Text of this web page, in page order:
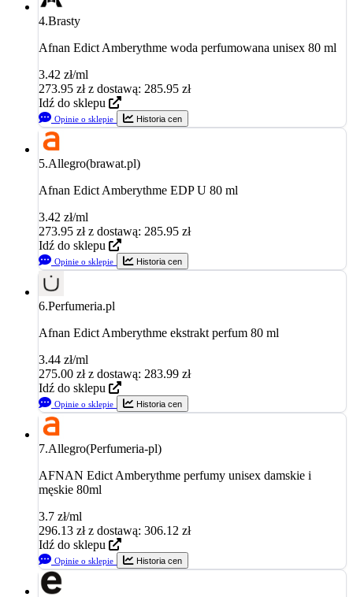
4.Brasty
Afnan Edict Amberythme woda perfumowana unisex 80 ml
3.42 zł/ml
273.95 zł z dostawą: 285.95 zł
Idź do sklepu
Opinie o sklepie Historia cen
5.Allegro(brawat.pl)
Afnan Edict Amberythme EDP U 80 ml
3.42 zł/ml
273.95 zł z dostawą: 285.95 zł
Idź do sklepu
Opinie o sklepie Historia cen
6.Perfumeria.pl
Afnan Edict Amberythme ekstrakt perfum 80 ml
3.44 zł/ml
275.00 zł z dostawą: 283.99 zł
Idź do sklepu
Opinie o sklepie Historia cen
7.Allegro(Perfumeria-pl)
AFNAN Edict Amberythme perfumy unisex damskie i
męskie 80ml
3.7 zł/ml
296.13 zł z dostawą: 306.12 zł
Idź do sklepu
Opinie o sklepie Historia cen